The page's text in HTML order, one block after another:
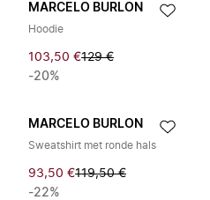
MARCELO BURLON
Hoodie
103,50 €129 €
-20%
MARCELO BURLON
Sweatshirt met ronde hals
93,50 €119,50 €
-22%